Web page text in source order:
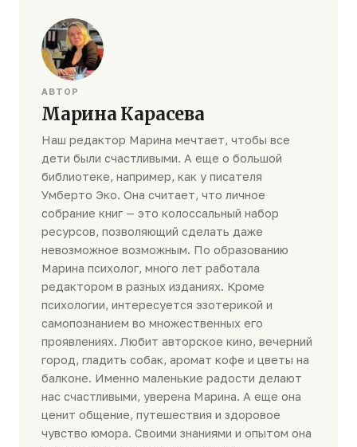
АВТОР
Марина Карасева
Наш редактор Марина мечтает, чтобы все
дети были счастливыми. А еще о большой
библиотеке, например, как у писателя
Умберто Эко. Она считает, что личное
собрание книг — это колоссальный набор
ресурсов, позволяющий сделать даже
невозможное возможным. По образованию
Марина психолог, много лет работала
редактором в разных изданиях. Кроме
психологии, интересуется эзотерикой и
самопознанием во множественных его
проявлениях. Любит авторское кино, вечерний
город, гладить собак, аромат кофе и цветы на
балконе. Именно маленькие радости делают
нас счастливыми, уверена Марина. А еще она
ценит общение, путешествия и здоровое
чувство юмора. Своими знаниями и опытом она